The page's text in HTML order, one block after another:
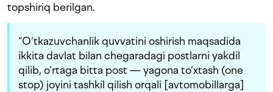
topshiriq berilgan.
“O‘tkazuvchanlik quvvatini oshirish maqsadida
ikkita davlat bilan chegaradagi postlarni yakdil
qilib, o‘rtaga bitta post — yagona to‘xtash (one
stop) joyini tashkil qilish orqali [avtomobillarga]